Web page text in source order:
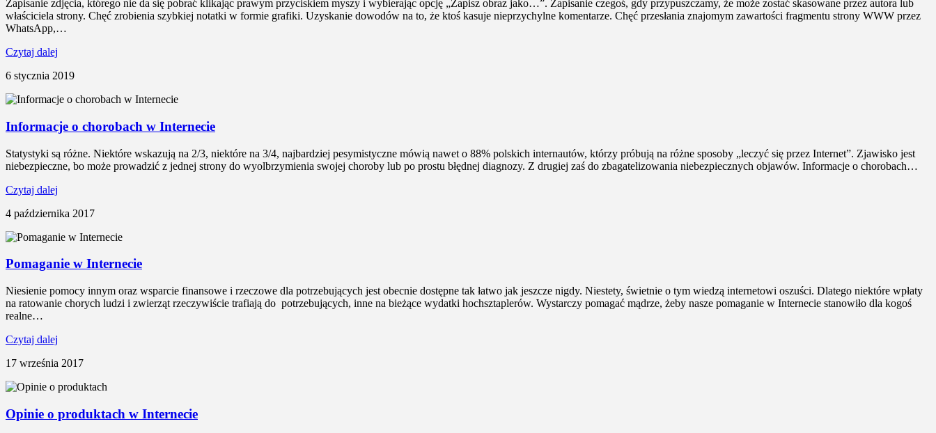
Zapisanie zdjęcia, którego nie da się pobrać klikając prawym przyciskiem myszy i wybierając opcję „Zapisz obraz jako…”. Zapisanie czegoś, gdy przypuszczamy, że może zostać skasowane przez autora lub
właściciela strony. Chęć zrobienia szybkiej notatki w formie grafiki. Uzyskanie dowodów na to, że ktoś kasuje nieprzychylne komentarze. Chęć przesłania znajomym zawartości fragmentu strony WWW przez
WhatsApp,…
Czytaj dalej
6 stycznia 2019
Informacje o chorobach w Internecie
Statystyki są różne. Niektóre wskazują na 2/3, niektóre na 3/4, najbardziej pesymistyczne mówią nawet o 88% polskich internautów, którzy próbują na różne sposoby „leczyć się przez Internet”. Zjawisko jest
niebezpieczne, bo może prowadzić z jednej strony do wyolbrzymienia swojej choroby lub po prostu błędnej diagnozy. Z drugiej zaś do zbagatelizowania niebezpiecznych objawów. Informacje o chorobach…
Czytaj dalej
4 października 2017
Pomaganie w Internecie
Niesienie pomocy innym oraz wsparcie finansowe i rzeczowe dla potrzebujących jest obecnie dostępne tak łatwo jak jeszcze nigdy. Niestety, świetnie o tym wiedzą internetowi oszuści. Dlatego niektóre wpłaty
na ratowanie chorych ludzi i zwierząt rzeczywiście trafiają do potrzebujących, inne na bieżące wydatki hochsztaplerów. Wystarczy pomagać mądrze, żeby nasze pomaganie w Internecie stanowiło dla kogoś
realne…
Czytaj dalej
17 września 2017
Opinie o produktach w Internecie